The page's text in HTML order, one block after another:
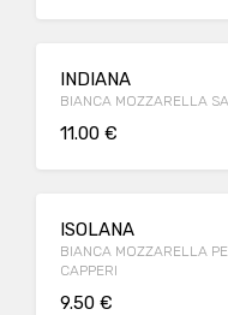
INDIANA
BIANCA MOZZARELLA
11.00 €
ISOLANA
BIANCA MOZZARELLA
CAPPERI
9.50 €